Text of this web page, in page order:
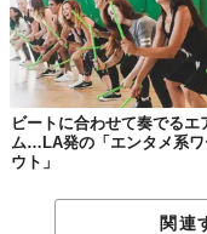
ビートに合わせて奏でるエ
ム…LA発の「エンタメ系ワ
ウト」
関連